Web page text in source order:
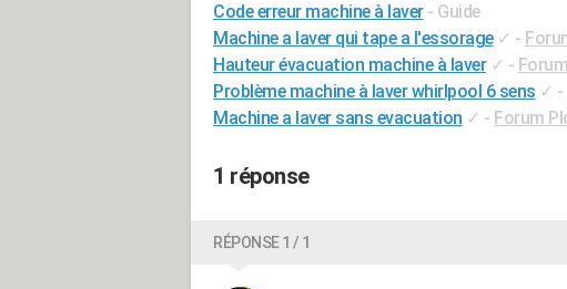
Code erreur machine à laver - Guide
Machine a laver qui tape a l'essorage ✓ -
Hauteur évacuation machine à laver ✓ -
Problème machine à laver whirlpool 6 sens ✓ -
Machine a laver sans evacuation ✓ - Forum
1 réponse
RÉPONSE 1 / 1